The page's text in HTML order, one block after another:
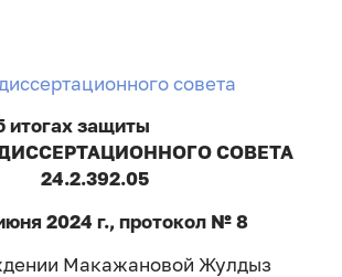
совета
итогах защиты
СОВЕТА
24.2.392.05
2024 г., протокол № 8
Макажановой Жулдыз